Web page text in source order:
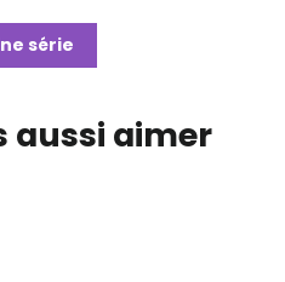
série
aussi aimer